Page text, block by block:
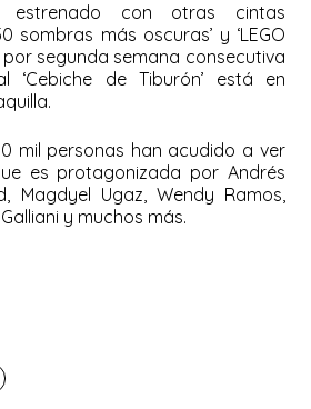
estrenado con otras cintas
sombras más oscuras’ y ‘LEGO
por segunda semana consecutiva
‘Cebiche de Tiburón’ está en
mil personas han acudido a ver
es protagonizada por Andrés
Magdyel Ugaz, Wendy Ramos,
y muchos más.